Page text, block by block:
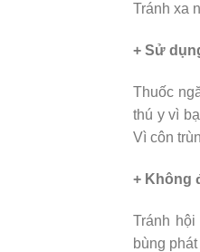
Tránh xa
+ Sử
Thuốc
thú y vì
Vì côn
+ Không
Tránh
bùng